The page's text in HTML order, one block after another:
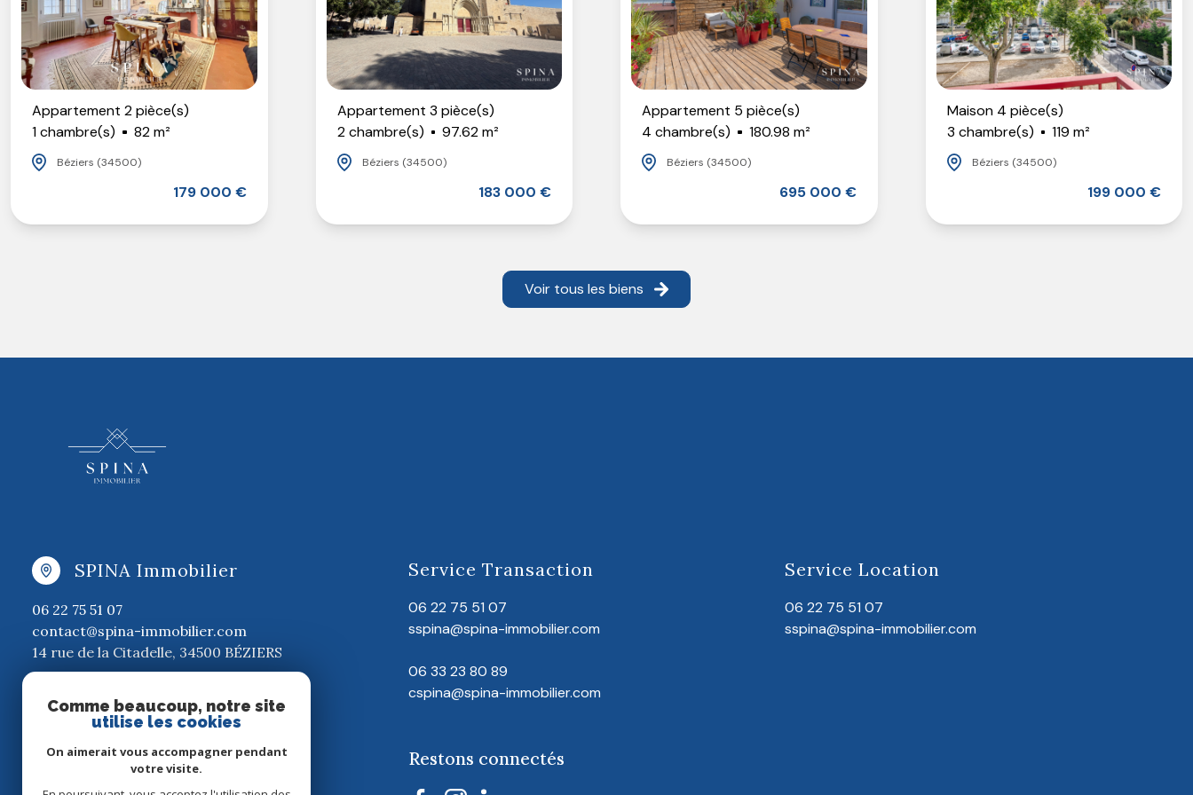
Appartement 2 pièce(s)
1 chambre(s)
82 m²
Béziers (34500)
179 000 €
Appartement 3 pièce(s)
2 chambre(s)
97.62 m²
Béziers (34500)
183 000 €
Appartement 5 pièce(s)
4 chambre(s)
180.98 m²
Béziers (34500)
695 000 €
Maison 4 pièce(s)
3 chambre(s)
119 m²
Béziers (34500)
199 000 €
Voir tous les biens
SPINA Immobilier
06 22 75 51 07
contact@spina-immobilier.com
14 rue de la Citadelle, 34500 BÉZIERS
Service Location
06 22 75 51 07
sspina@spina-immobilier.com
Service Transaction
06 22 75 51 07
sspina@spina-immobilier.com
06 33 23 80 89
cspina@spina-immobilier.com
Restons connectés
Agence membre
Comme beaucoup, notre site
utilise les cookies
On aimerait vous accompagner pendant
votre visite.